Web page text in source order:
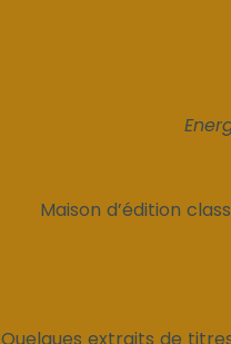
Maison d’édition
Quelques extraits de